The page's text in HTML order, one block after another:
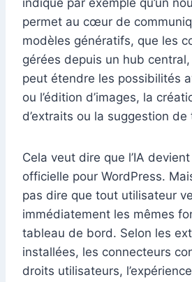
indique par exemple qu’un
permet au cœur de
modèles génératifs, que les
gérées depuis un hub central,
peut étendre les possibilités
ou l’édition d’images, la
d’extraits ou la suggestion
Cela veut dire que l’IA
officielle pour WordPress.
pas dire que tout utilisateur
immédiatement les mêmes
tableau de bord. Selon les
installées, les connecteurs
droits utilisateurs,